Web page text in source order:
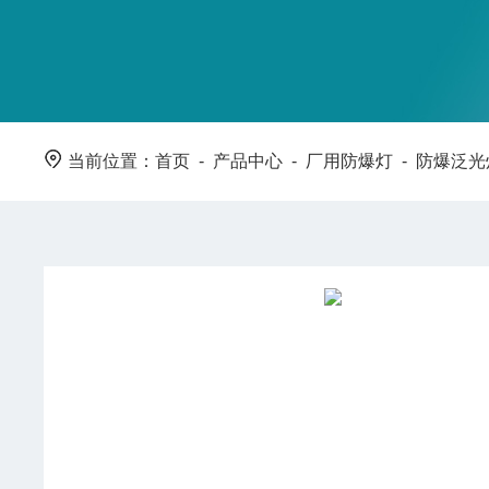
当前位置：首页 - 产品中心 - 厂用防爆灯 - 防爆泛